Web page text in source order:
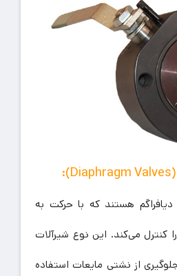
هستند که با حرکت به
کنترل می‌کند. این نوع شیرآلات
از نشتی مایعات استفاده